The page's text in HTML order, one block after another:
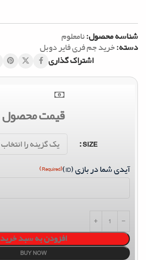
شناسه محصول:نامعلوم
دسته:خرید جم فری فایر دوبل
اشتراک گذاری
قیمت محصول
SIZE
آیدی شما در بازی (ID) (Required)
افزودن به سبد خرید
BUY NOW